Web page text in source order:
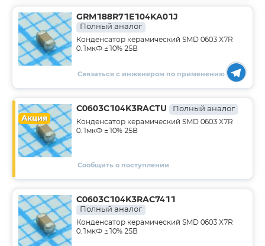
GRM188R71E104KA01J
Полный аналог
Конденсатор керамический SMD 0603 X7R
0.1мкФ ±10% 25В
Связаться с инженером по применению
Акция
C0603C104K3RACTU Полный аналог
Конденсатор керамический SMD 0603 X7R
0.1мкФ ±10% 25В
Сообщить о поступлении
C0603C104K3RAC7411
Полный аналог
Конденсатор керамический SMD 0603 X7R
0.1мкФ ±10% 25В